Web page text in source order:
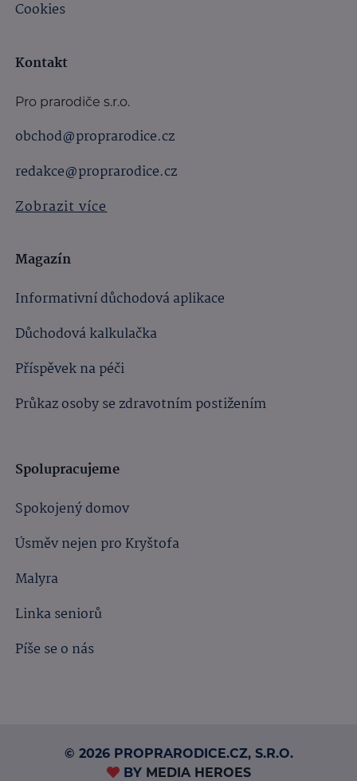
Cookies
Kontakt
Pro prarodiče s.r.o.
obchod@proprarodice.cz
redakce@proprarodice.cz
Zobrazit více
Magazín
Informativní důchodová aplikace
Důchodová kalkulačka
Příspěvek na péči
Průkaz osoby se zdravotním postižením
Spolupracujeme
Spokojený domov
Úsměv nejen pro Kryštofa
Malyra
Linka seniorů
Píše se o nás
© 2026 PROPRARODICE.CZ, S.R.O.
BY MEDIA HEROES